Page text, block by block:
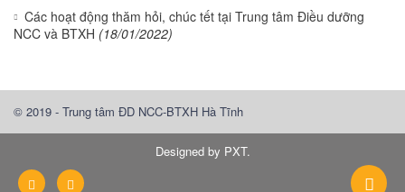
Các hoạt động thăm hỏi, chúc tết tại Trung tâm Điều dưỡng
NCC và BTXH (18/01/2022)
© 2019 - Trung tâm ĐD NCC-BTXH Hà Tĩnh
Designed by PXT.